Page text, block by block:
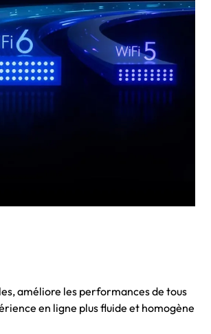
améliore les performances de tous
en ligne plus fluide et homogène